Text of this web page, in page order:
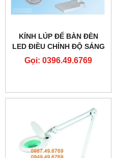
KÍNH LÚP ĐỂ BÀN ĐÈN
LED ĐIỀU CHỈNH ĐỘ SÁNG
8066D3 LED
Gọi: 0396.49.6769